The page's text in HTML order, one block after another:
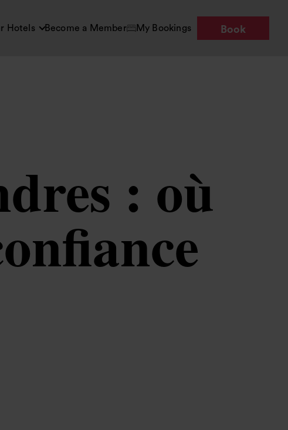
Hotels Become a Member My Bookings Book
: où